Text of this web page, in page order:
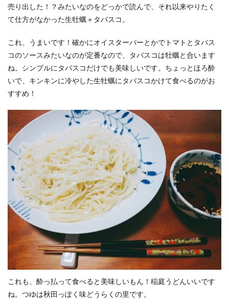
売り出した！？みたいなのをどっかで読んで、それ以来やりたく
て仕方がなかった生牡蠣＋タバスコ。
これ、うまいです！確かにオイスターバーとかでトマトとタバス
コのソースみたいなのが定番なので、タバスコは牡蠣と合います
ね。シンプルにタバスコだけでも美味しいです。ちょっとほろ酔
いで、キンキンに冷やした生牡蠣にタバスコかけて食べるのがお
すすめ！
これも、酔っ払って食べると美味しいもん！稲庭うどんいいです
ね。つゆは秋田っぽく味どうらくの里です。